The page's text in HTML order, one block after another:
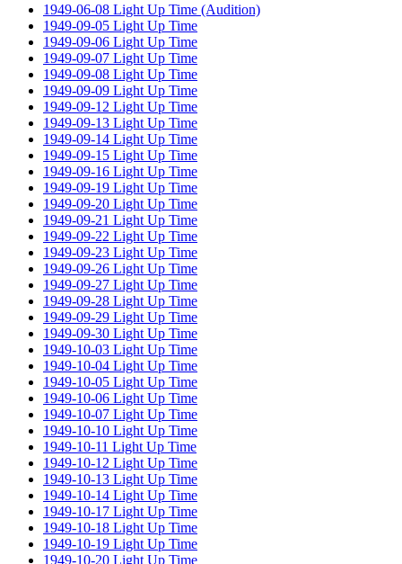
1949-06-08 Light Up Time (Audition)
1949-09-05 Light Up Time
1949-09-06 Light Up Time
1949-09-07 Light Up Time
1949-09-08 Light Up Time
1949-09-09 Light Up Time
1949-09-12 Light Up Time
1949-09-13 Light Up Time
1949-09-14 Light Up Time
1949-09-15 Light Up Time
1949-09-16 Light Up Time
1949-09-19 Light Up Time
1949-09-20 Light Up Time
1949-09-21 Light Up Time
1949-09-22 Light Up Time
1949-09-23 Light Up Time
1949-09-26 Light Up Time
1949-09-27 Light Up Time
1949-09-28 Light Up Time
1949-09-29 Light Up Time
1949-09-30 Light Up Time
1949-10-03 Light Up Time
1949-10-04 Light Up Time
1949-10-05 Light Up Time
1949-10-06 Light Up Time
1949-10-07 Light Up Time
1949-10-10 Light Up Time
1949-10-11 Light Up Time
1949-10-12 Light Up Time
1949-10-13 Light Up Time
1949-10-14 Light Up Time
1949-10-17 Light Up Time
1949-10-18 Light Up Time
1949-10-19 Light Up Time
1949-10-20 Light Up Time